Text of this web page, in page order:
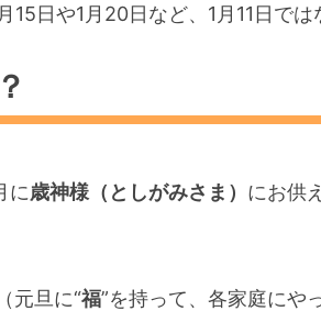
15日や1月20日など、1月11日では
に歳神様（としがみさま） にお供
（元旦に“福”を持って、各家庭にや